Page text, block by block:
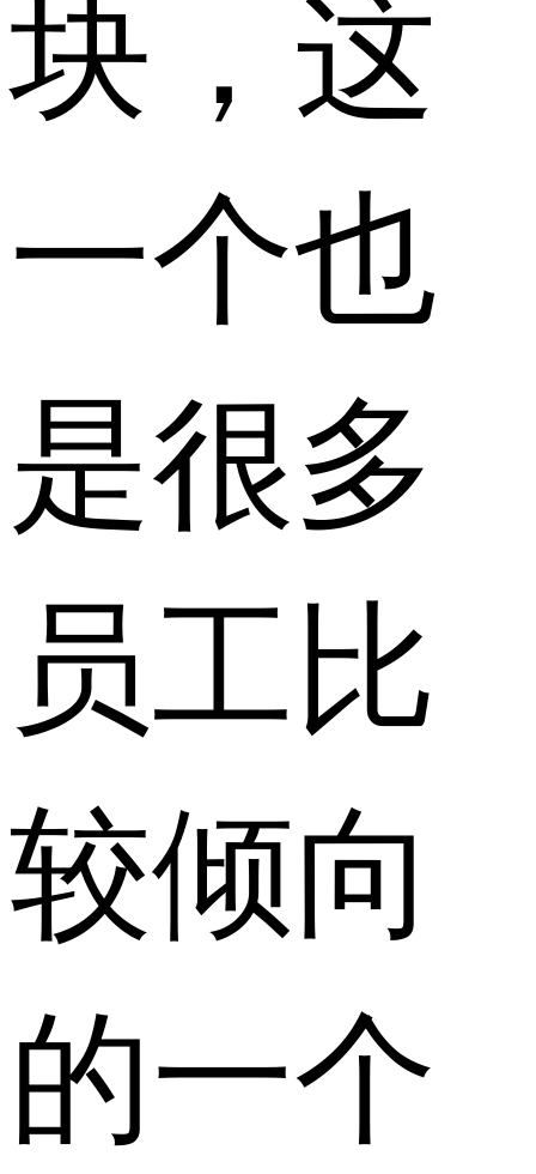
块，这
一个也
是很多
员工比
较倾向
的一个